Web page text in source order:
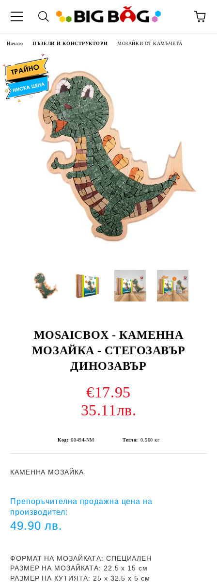
Начало ПЪЗЕЛИ И КОНСТРУКТОРИ МОЗАЙКИ ОТ КАМЪЧЕТА
MOSAICBOX - КАМЕННА
МОЗАЙКА - СТЕГОЗАВЪР
ДИНОЗАВЪР
€17.95
35.11лв.
Код: 60494-NM Тегло: 0.560 кг
КАМЕННА МОЗАЙКА
Препоръчителна продажна цена на
производител:
49.90 лв.
ФОРМАТ НА МОЗАЙКАТА: СПЕЦИАЛЕН
РАЗМЕР НА МОЗАЙКАТА: 22.5 х 15 см
РАЗМЕР НА КУТИЯТА: 25 х 32.5 х 5 см